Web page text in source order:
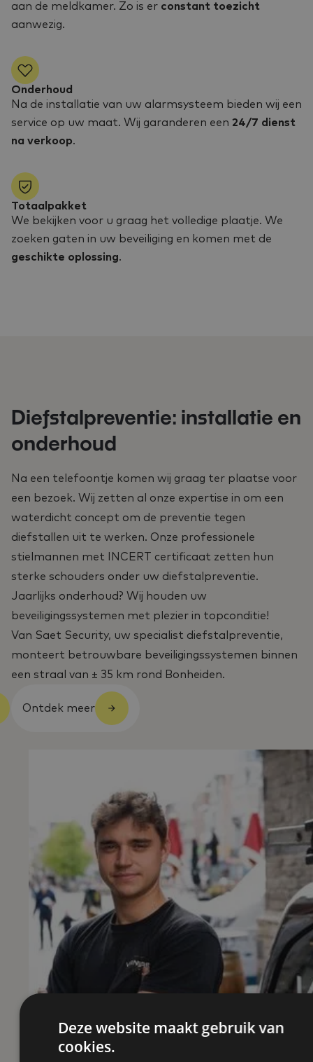
aan de meldkamer. Zo is er constant toezicht
aanwezig.
Onderhoud
Na de installatie van uw alarmsysteem bieden wij een
service op uw maat. Wij garanderen een 24/7 dienst
na verkoop.
Totaalpakket
We bekijken voor u graag het volledige plaatje. We
zoeken gaten in uw beveiliging en komen met de
geschikte oplossing.
Diefstalpreventie: installatie en
onderhoud
Na een telefoontje komen wij graag ter plaatse voor
een bezoek. Wij zetten al onze expertise in om een
waterdicht concept om de preventie tegen
diefstallen uit te werken. Onze professionele
stielmannen met INCERT certificaat zetten hun
sterke schouders onder uw diefstalpreventie.
Jaarlijks onderhoud? Wij houden uw
beveiligingssystemen met plezier in topconditie!
Van Saet Security, uw specialist diefstalpreventie,
monteert betrouwbare beveiligingssystemen binnen
een straal van ± 35 km rond Bonheiden.
Ontdek meer
Deze website maakt gebruik van
cookies.